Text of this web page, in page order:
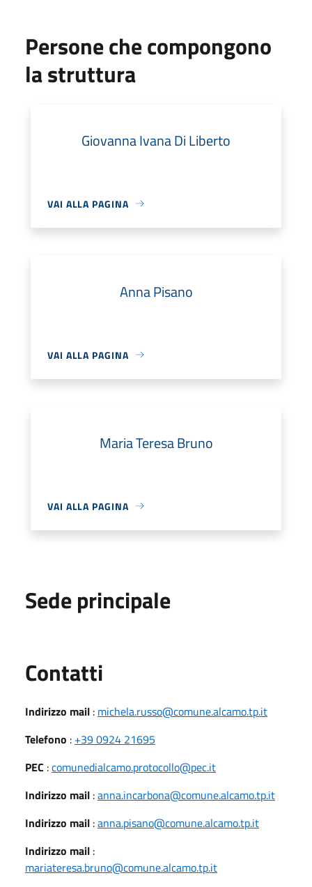
Persone che compongono
la struttura
Giovanna Ivana Di Liberto
VAI ALLA PAGINA
Anna Pisano
VAI ALLA PAGINA
Maria Teresa Bruno
VAI ALLA PAGINA
Sede principale
Contatti
Indirizzo mail : michela.russo@comune.alcamo.tp.it
Telefono : +39 0924 21695
PEC :comunedialcamo.protocollo@pec.it
Indirizzo mail :anna.incarbona@comune.alcamo.tp.it
Indirizzo mail :anna.pisano@comune.alcamo.tp.it
Indirizzo mail :
mariateresa.bruno@comune.alcamo.tp.it